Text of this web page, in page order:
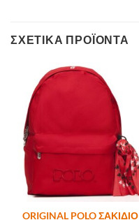
ΣΧΕΤΙΚΆ ΠΡΟΪΌΝΤΑ
ORIGINAL POLO ΣΑΚΙΔΙΟ